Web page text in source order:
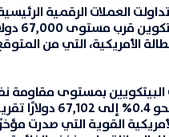
العملات الرقمية
مع
الأمريكية، التي من
البيتكويين
الطفيف بنحو
القوية التي صدرت